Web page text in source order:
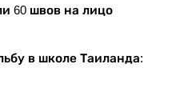
60 швов на лицо
в школе Таиланда: